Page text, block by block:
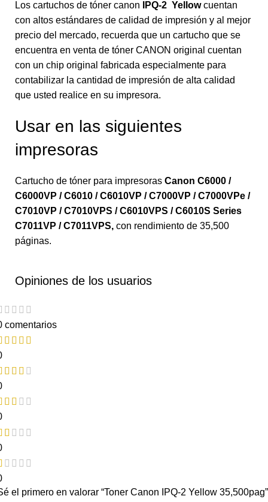
Los cartuchos de tóner canon IPQ-2 Yellowcuentan
con altos estándares de calidad de impresión y al mejor
precio del mercado, recuerda que un cartucho que se
encuentra en venta de tóner CANON original cuentan
con un chip original fabricada especialmente para
contabilizar la cantidad de impresión de alta calidad
que usted realice en su impresora.
Usar en las siguientes
impresoras
Cartucho de tóner para impresoras Canon C6000 /
C6000VP / C6010 / C6010VP / C7000VP / C7000VPe /
C7010VP / C7010VPS / C6010VPS / C6010S Series
C7011VP / C7011VPS, con rendimiento de 35,500
páginas.
Opiniones de los usuarios
comentarios
el primero en valorar “Toner Canon IPQ-2 Yellow 35,500pag”